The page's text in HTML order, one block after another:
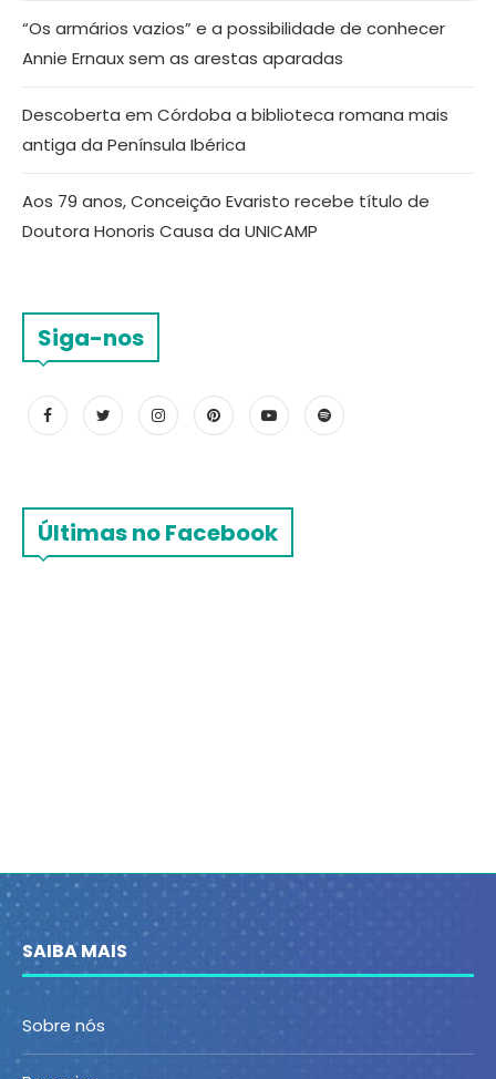
“Os armários vazios” e a possibilidade de conhecer
Annie Ernaux sem as arestas aparadas
Descoberta em Córdoba a biblioteca romana mais
antiga da Península Ibérica
Aos 79 anos, Conceição Evaristo recebe título de
Doutora Honoris Causa da UNICAMP
Siga-nos
Últimas no Facebook
SAIBA MAIS
Sobre nós